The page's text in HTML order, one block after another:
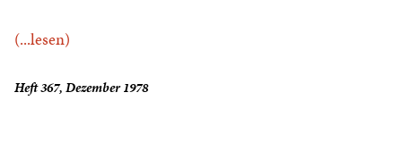
(...lesen)
Heft 367, Dezember 1978